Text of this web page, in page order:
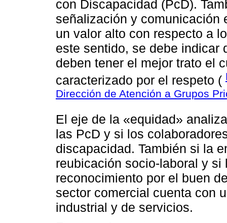
con Discapacidad (PcD).
señalización y comunicación
un valor alto con respecto a
este sentido, se debe indicar
deben tener el mejor trato el
caracterizado por el respeto (
Dirección de Atención a Grupos
El eje de la «equidad»
las PcD y si los
discapacidad. También si la
reubicación socio-laboral y
reconocimiento por el buen
sector comercial cuenta con
industrial y de servicios.